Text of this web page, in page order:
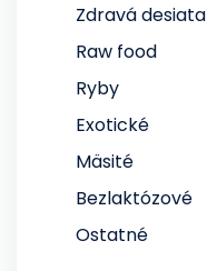
Zdravá desiata
Raw food
Ryby
Exotické
Mäsité
Bezlaktózové
Ostatné